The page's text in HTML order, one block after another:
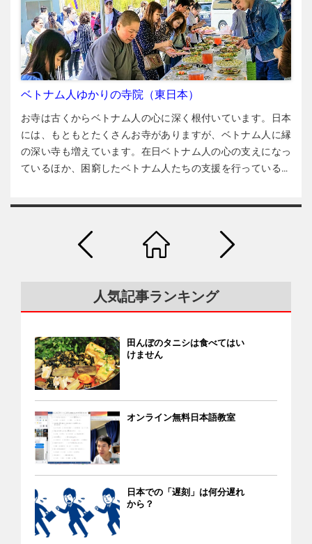
トナム語の通じる主な相談窓口を紹介します。 ■東京都 外国
人在留支援センター（FRESC） ＝あらゆる外国人の生活・労
働・雇用・就職・在留資格などあらゆる分野の相談 ＝FRESC
ヘルプデスク：0120-76-2029＝月～金（9:00～17:00） ＝
17:00） ※ヘルプデスクは全国からの相談に対応。 ※どちらの
電話でも、ベトナム語を希望する場合は、最初に「ベトナム
語でお願いします」と日本語か英語で告げてください。 ■北
海道 北海道外国人相談センター ＝ 011-200-9595（平日9:00-
12:00 / 13:00-17:00） ■宮城県 みやぎ外国人相談センター ＝
297-2966（平日9:00-12:00 / 13:00-16:00） ＝E-ｍail：
ied@ccb.or.jp ■神奈川県 横浜市多文化共生総合相談センター
日10:00～16:00） ＝ E-ｍail：sir07@sir.or.jp ■愛知県 あいち多
大阪府 大阪府外国人情報コーナー ＝ 06-6941-2297 ＝ E-ｍ
ail：jouhou-c@ofix.or.jp ■大阪市 外国人のための相談窓口 ＝
06-6773-6533（平日 9:00～19:00、土日祝：9:00～17:30） ■
兵庫県 神戸国際コミュニティセンター ＝ 078-291-8441（ベ
トナム語：月・水 09:00～12:00、13:00～17:00） ■兵庫県 日
越交流センター兵庫 ＝ 078-646-3110 = E-ｍail：
cntorimoto@yahoo.co.jp ■岡山県 岡山県外国人相談センター
＝ 086-256-6052（平日9:00～17:00） ＝ E-mail：
9207（毎日10:00～19:00） ＝ E-mail：fukuoka-
maic@kokusaihiroba.or.jp ■福岡市 福岡市外国人総合相談支援
センター ＝ 092-262-1799（平日8:45～18:00） 自治体や国際
した。すると、初日に別のベトナム人の同僚から電話があ
り、「県外に遊びに行っているのならすぐに帰ってくるよう
にと店長が言っている」とのことでした。 アンさんは休暇申
請時に会社から聞かれ、「外出予定はない」と答えました
が、その後、香川県の友人から誘われ、会社に言わずに会い
に行きました。そのことをだれかが職場で話したようです。
アンさんたちは翌日、徳島に戻り、監理団体（組合）の用意
した部屋で2週間、隔離されました。PCR検査の結果は陰性
で、隔離後に職場に戻りましたが、約1週間後の12月中旬、上
司から「あなたたちのことはもう信用できないから、仕事を
止のため会社と宿舎の往復以外は移動しないよう、会社から
指導されていました。また、 感染したら、会社や地域全体に
ず、無断で徳島県外に出たり人ごみの多い場所に行ったりし
ました。
私は会社や地域に迷惑をかけないようにベトナム
はない」と説明を受けており、意思に反して帰国するもので
はありません。 抵抗できず退職願いを提出 提出した退職届
「意思確認書」には事実と異なる部分があったので、私たち
ない」との指示はありませんでした。また、感染対策をした
上で約30㌔しか離れていない香川県丸亀市に1度行っただけな
のに、解雇までされるのはあんまりだと思いました。 しか
し、私たちはその後も会社から繰り返し退職を求められたた
め、2021年1月5日、抵抗しきれなくなって「退職願い」を書
きました。 そして、住むところがなくなったので、1月13
日、高速バスと新幹線を乗り継いで東京のベトナム人支援団
体「日越ともいき支援会」を訪ねました。 新しい在留資格を
の食料支援を行ってきました。段ボール箱に米やラーメン、
調味料などを詰め、日本各地に発送しています。2020年３月
～7月に約5,000箱を送り、その後も神戸のNPOと連携して食
料支援を続けています。 生活支援、就職支援 2020年3月から
約半年間で、新型コロナの影響で帰国が困難な元技能実習生
や元留学生を中心に約100人の在日ベトナム人を保護しまし
す。 2020年9月以降は、帰国を待つ人よりも就職・再就職を
希望する人への支援が中心になりました。無償で寺に住ませ
て食事を提供する以外に、特定技能外国人になるために必要
な日本語能力試験（JLPT）や技能試験の勉強を指導していま
す。 在留資格変更の支援 支援会が最近保護したベトナム人の
や失踪していた元技能実習生もいます。 失踪中の元実習生を
保護した場合、その人にまず「短期滞在」の在留資格を取ら
ら再就職のための在留資格（雇用維持支援の「特定活動」）
に変更できるように入国管理局（入管）と交渉します。失踪
ということを証明できれば、再就職が可能です。 それを証明
するには、監理団体（組合）や受入企業とのやり取り（メッ
センジャーやLINE）、動画、写真などが証拠になります。支
援会が2020年9月～2021年7月に保護した305人の失踪実習生
ができました。 ただし、この在留資格を申請するには、元の
監理団体に書いてもらう書類も必要です。監理団体がなかな
か協力してくれないことが多く、支援会は苦労して交渉して
います。 もちろん、技能実習を良好に修了した実習生は簡単
な手続きでこの在留資格を取得できます。しかし、失踪期間
が長すぎた場合などは、在留資格を変更できない場合もあり
ます。その場合は、その人が帰国するまでアルバイトで収入
を得られるようにサポートします。 また、技能実習の在留期
ベトナム人ゆかりの寺院（東日本）
お寺は古くからベトナム人の心に深く根付いています。日本
には、もともとたくさんお寺がありますが、ベトナム人に縁
の深い寺も増えています。在日ベトナム人の心の支えになっ
ているほか、困窮したベトナム人たちの支援を行っているお
た人が野菜を栽培できるように支援したり、その人たちの悩
みの相談に乗ったりもしています。また、日本の会社から求
し、正月や旧正月、４月の花祭り、盂蘭盆会（うらぼんえ）
ティの団結や故国への思いを大切にしてもらうことを目的に
活動しています。 [iconpress id="local_1803" title="external
link" style="color:#525252; font-size:22px;" ] 「大恩寺」の
Facebookページ 大恩寺 所在地 埼玉県本庄市児玉町高柳 668-
ない。 南和寺（埼玉県） 南和寺は2006年に建てられた敷地
300平方㍍の寺で、ティック・ヌー・トン・タン僧侶が管理を
しています。正月や旧正月、花祭り、盂蘭盆会などの年間行
id="local_1803" title="external link" style="color:#525252; font-
size:22px;" ] 「南和寺」のFacebookページ 南和寺 所在地 埼玉
県越谷市小曽川1019-2 電話 048-977-8323 交通 東武伊勢崎線
の越谷駅前からバス。「しらこばと水上公園」で下車し、約
人気記事ランキング
田んぼのタニシは食べてはい
けません
オンライン無料日本語教室
日本での「遅刻」は何分遅れ
から？